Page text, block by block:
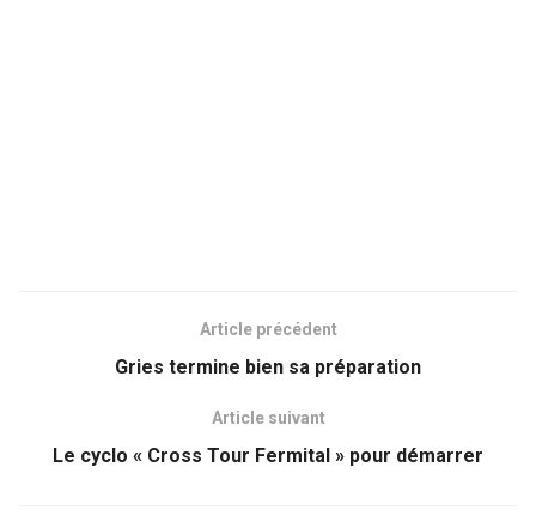
Article précédent
Gries termine bien sa préparation
Article suivant
Le cyclo « Cross Tour Fermital » pour démarrer